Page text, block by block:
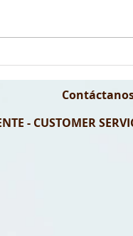
preparar
- CUSTOMER